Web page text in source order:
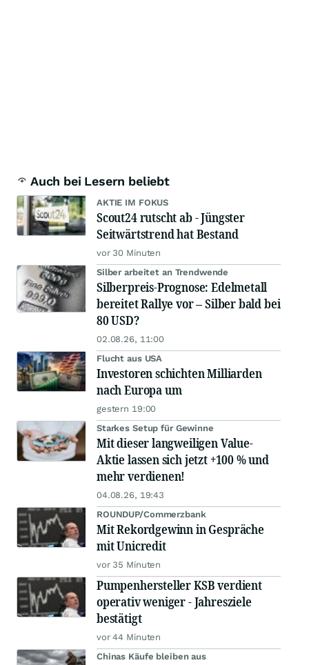
Auch bei Lesern beliebt
AKTIE IM FOKUS
Scout24 rutscht ab - Jüngster
Seitwärtstrend hat Bestand
vor 30 Minuten
Silber arbeitet an Trendwende
Silberpreis-Prognose: Edelmetall
bereitet Rallye vor – Silber bald bei
80 USD?
02.08.26, 11:00
Flucht aus USA
Investoren schichten Milliarden
nach Europa um
gestern 19:00
Starkes Setup für Gewinne
Mit dieser langweiligen Value-
Aktie lassen sich jetzt +100 % und
mehr verdienen!
04.08.26, 19:43
ROUNDUP/Commerzbank
Mit Rekordgewinn in Gespräche
mit Unicredit
vor 35 Minuten
Pumpenhersteller KSB verdient
operativ weniger - Jahresziele
bestätigt
vor 44 Minuten
Chinas Käufe bleiben aus